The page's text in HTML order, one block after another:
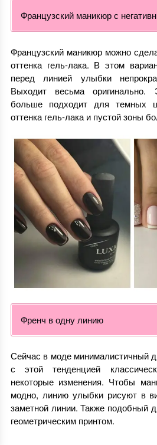
Французский маникюр с
Французский маникюр можно
оттенка гель-лака. В этом
перед линией улыбки
Выходит весьма оригинально.
больше подходит для темных
оттенка гель-лака и пустой зоны
Френч в одну линию
Сейчас в моде минималистичный
с этой тенденцией
некоторые изменения. Чтобы
модно, линию улыбки рисуют в
заметной линии. Также подобный
геометрическим принтом.